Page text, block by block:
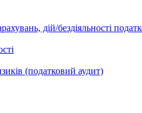
дій/бездіяльності
(податковий аудит)